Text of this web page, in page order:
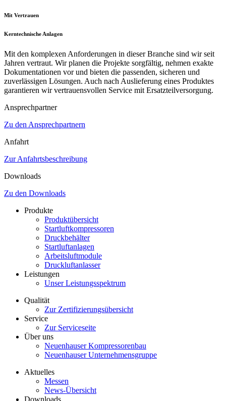
Mit Vertrauen
Kerntechnische Anlagen
Mit den komplexen Anforderungen in dieser Branche sind wir seit
Jahren vertraut. Wir planen die Projekte sorgfältig, nehmen exakte
Dokumentationen vor und bieten die passenden, sicheren und
zuverlässigen Lösungen. Auch nach Auslieferung eines Produktes
garantieren wir vertrauensvollen Service mit Ersatzteilversorgung.
Ansprechpartner
Zu den Ansprechpartnern
Anfahrt
Zur Anfahrtsbeschreibung
Downloads
Zu den Downloads
Produkte
Produktübersicht
Startluftkompressoren
Druckbehälter
Startluftanlagen
Arbeitsluftmodule
Druckluftanlasser
Leistungen
Unser Leistungsspektrum
Qualität
Zur Zertifizierungsübersicht
Service
Zur Serviceseite
Über uns
Neuenhauser Kompressorenbau
Neuenhauser Unternehmensgruppe
Aktuelles
Messen
News-Übersicht